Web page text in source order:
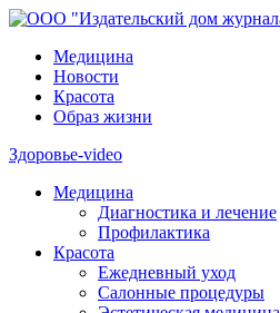
Медицина
Новости
Красота
Образ жизни
Здоровье-video
Медицина
Диагностика и лечение
Профилактика
Красота
Ежедневный уход
Салонные процедуры